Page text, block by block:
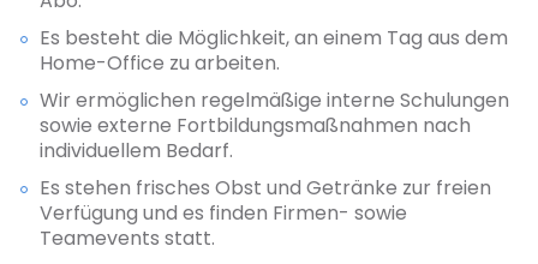
Es besteht die Möglichkeit, an einem Tag aus dem
Home-Office zu arbeiten.
Wir ermöglichen regelmäßige interne Schulungen
sowie externe Fortbildungsmaßnahmen nach
individuellem Bedarf.
Es stehen frisches Obst und Getränke zur freien
Verfügung und es finden Firmen- sowie
Teamevents statt.